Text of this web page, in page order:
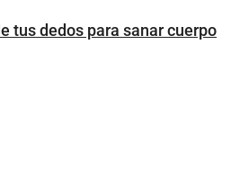
tus dedos para sanar cuerpo